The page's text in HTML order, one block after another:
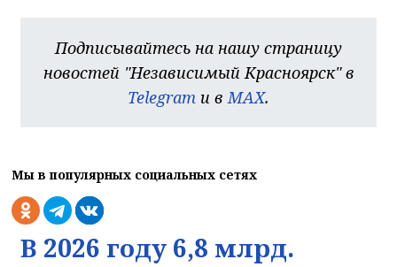
Подписывайтесь на нашу страницу
новостей "Независимый Красноярск" в
Telegram и вMAX.
Мы в популярных социальных сетях
В 2026 году 6,8 млрд.